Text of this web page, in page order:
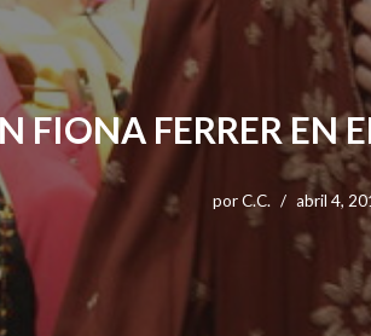
FIONA FERRER EN
porC.C. abril 4,